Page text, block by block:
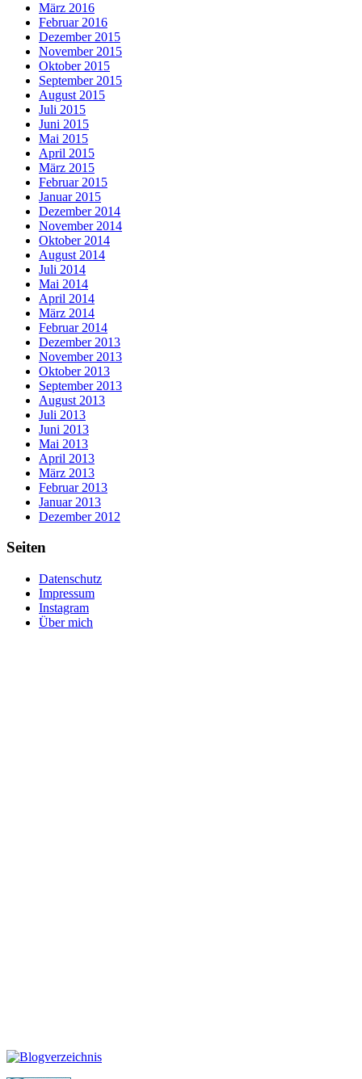
März 2016
Februar 2016
Dezember 2015
November 2015
Oktober 2015
September 2015
August 2015
Juli 2015
Juni 2015
Mai 2015
April 2015
März 2015
Februar 2015
Januar 2015
Dezember 2014
November 2014
Oktober 2014
August 2014
Juli 2014
Mai 2014
April 2014
März 2014
Februar 2014
Dezember 2013
November 2013
Oktober 2013
September 2013
August 2013
Juli 2013
Juni 2013
Mai 2013
April 2013
März 2013
Februar 2013
Januar 2013
Dezember 2012
Seiten
Datenschutz
Impressum
Instagram
Über mich